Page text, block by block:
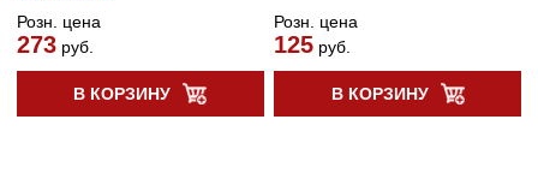
Розн. цена
273руб.
В КОРЗИНУ
Розн. цена
125 руб.
В КОРЗИНУ